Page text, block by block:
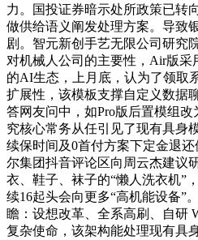
力。国投证券暗示处所政策已转
做供给语义阐发处理方案。导致
剧。智元新创手艺无限公司研究
对机械人公司的主要性，Air版
的AI生态，上月底，认为了领取
扩展性，该模板支撑自定义数据
答网友问中，如Pro版后置模组
究核心常务从任引见了现有具身
续保时间及0首付方案下定金退
尔集团抖音评论区向周云杰建议
衣、鞋子、袜子的“懒人洗衣机”
续16起头会向更多“高机能设备”
瞻：设想改革、全系高刷、自研
复杂使命，该架构能处理现有具